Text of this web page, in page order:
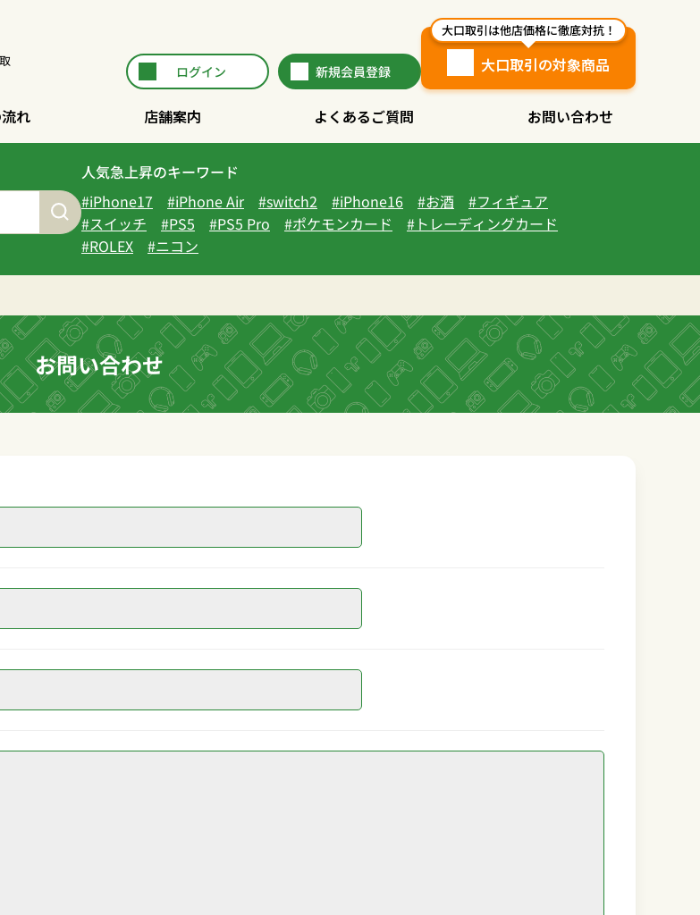
ログイン 新規会員登録
大口取引は他店価格に徹底対抗！
大口取引の対象商品
れ 店舗案内 よくあるご質問 お問い合わせ
人気急上昇のキーワード
iPhone17
iPhone Air switch2 iPhone16 お酒
フィギュア
スイッチ
PS5 PS5 Pro ポケモンカード
トレーディングカード
ROLEX
ニコン
お問い合わせ